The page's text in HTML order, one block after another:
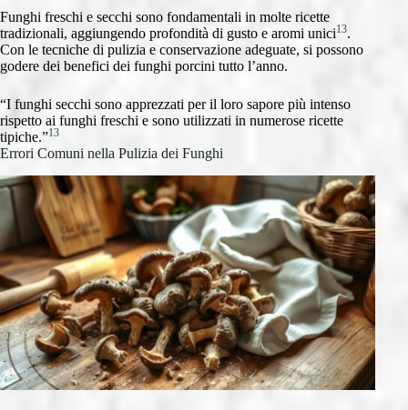
Funghi freschi e secchi sono fondamentali in molte ricette
tradizionali, aggiungendo profondità di gusto e aromi unici13.
Con le tecniche di pulizia e conservazione adeguate, si possono
godere dei benefici dei funghi porcini tutto l’anno.
“I funghi secchi sono apprezzati per il loro sapore più intenso
rispetto ai funghi freschi e sono utilizzati in numerose ricette
tipiche.”13
Errori Comuni nella Pulizia dei Funghi